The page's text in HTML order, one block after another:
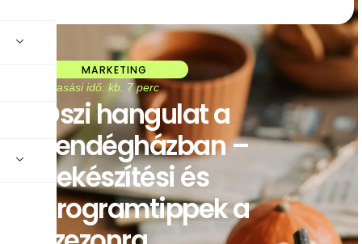
MARKETING
Olvasási idő: kb. 7 perc
Őszi hangulat a
vendégházban –
bekészítési és
programtippek a